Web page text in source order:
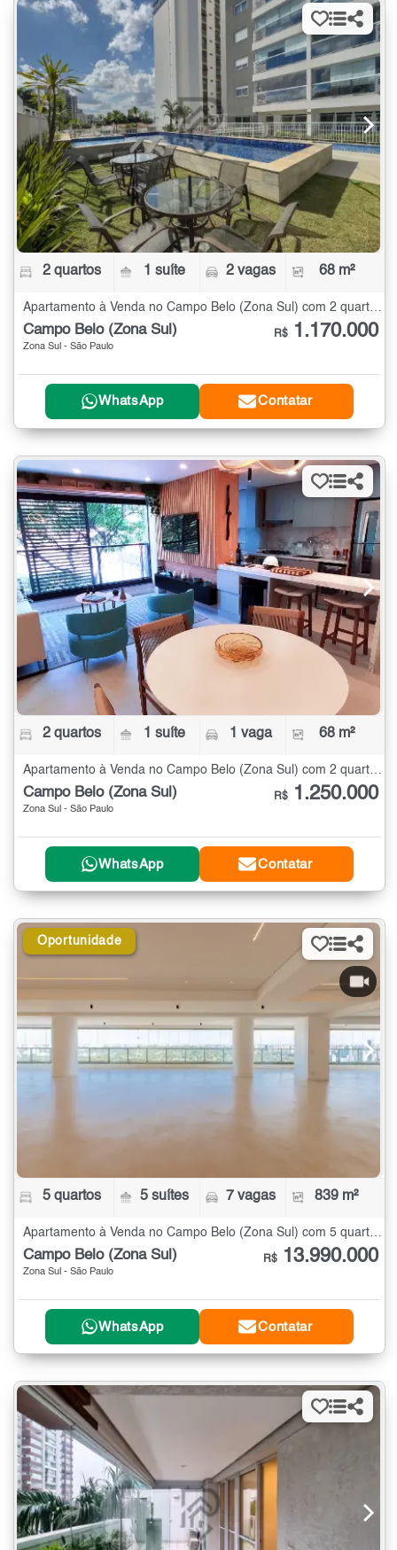
2 quartos 1 suíte 2 vagas 68 m²
Campo Belo (Zona Sul)
Zona Sul - São Paulo
R$ 1.170.000
WhatsApp Contatar
2 quartos 1 suíte 1 vaga 68 m²
Apartamento à Venda no Campo Belo (Zona Sul) com 2 quartos - 68 m²
Campo Belo (Zona Sul)
Zona Sul - São Paulo
R$ 1.250.000
WhatsApp Contatar
Oportunidade
5 quartos 5 suítes 7 vagas 839 m²
Apartamento à Venda no Campo Belo (Zona Sul) com 5 quartos - 839 m²
Campo Belo (Zona Sul)
Zona Sul - São Paulo
R$ 13.990.000
WhatsApp Contatar